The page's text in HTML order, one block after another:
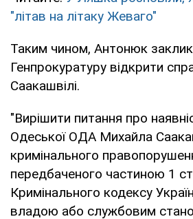
"літав на літаку Жеваго"
Таким чином, Антонюк
Генпрокуратуру відкрити
Саакашвілі.
"Вирішити питання про
Одеської ОДА Михайла
кримінального
передбаченого частиною 1
Кримінального кодексу
владою або службовим